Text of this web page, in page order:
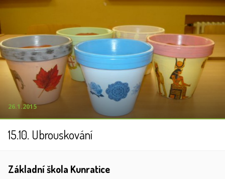
26.1.2015
15.10. Ubrouskování
Základní škola Kunratice